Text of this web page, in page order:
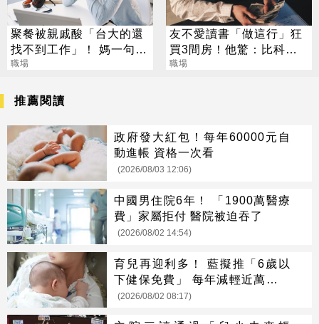
聚餐被親戚酸「台大的還
找不到工作」！ 媽一句神
回戰場秒靜音
職場
友不愛讀書「做這行」狂
買3間房！他驚：比科技
業強
職場
推薦閱讀
政府發大紅包！每年60000元自
動進帳 資格一次看
(2026/08/03 12:06)
中國男住院6年！ 「1900萬醫療
費」家屬拒付 醫院被迫吞了
(2026/08/02 14:54)
育兒再迎利多！ 藍擬推「6歲以
下健保免費」 每年減輕近萬元負
擔
(2026/08/02 08:17)